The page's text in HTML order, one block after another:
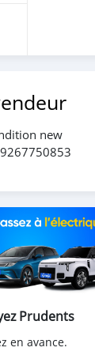
new
Prudents
en avance.